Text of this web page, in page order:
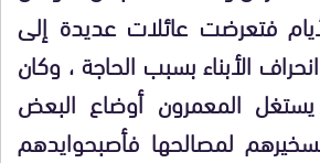
فتعرضت عائلات عديدة إلى
الأبناء بسبب الحاجة، وكان
المعمرون أوضاع البعض
لمصالحها فأصبحوايدهم